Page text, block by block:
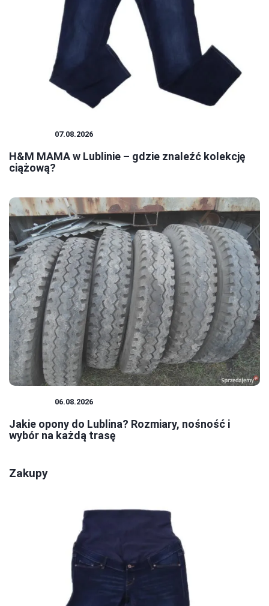
07.08.2026
H&M MAMA w Lublinie – gdzie znaleźć kolekcję
ciążową?
06.08.2026
Jakie opony do Lublina? Rozmiary, nośność i
wybór na każdą trasę
Zakupy